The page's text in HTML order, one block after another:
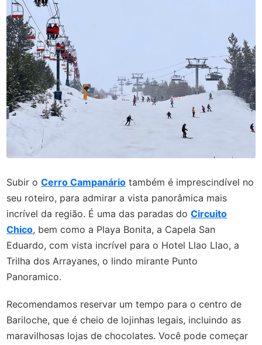
Subir oCerro Campanário também é imprescindível no
seu roteiro, para admirar a vista panorâmica mais
incrível da região. É uma das paradas doCircuito
Chico, bem como a Playa Bonita, a Capela San
Eduardo, com vista incrível para o Hotel Llao Llao, a
Trilha dos Arrayanes, o lindo mirante Punto
Panoramico.
Recomendamos reservar um tempo para o centro de
Bariloche, que é cheio de lojinhas legais, incluindo as
maravilhosas lojas de chocolates. Você pode começar